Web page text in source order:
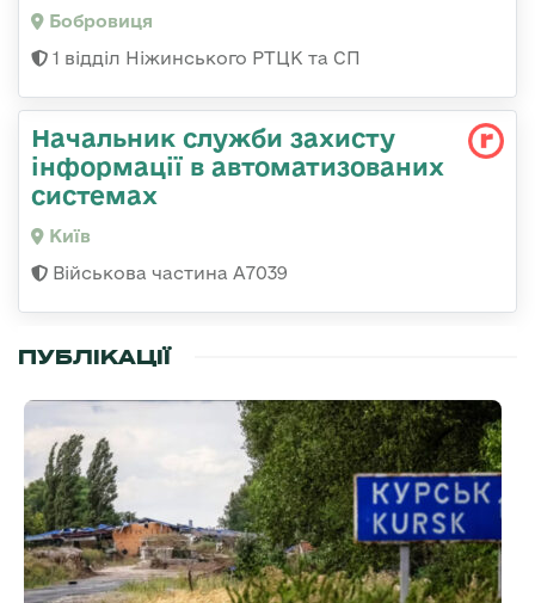
Бобровиця
1 відділ Ніжинського РТЦК та СП
Начальник служби захисту
інформації в автоматизованих
системах
Київ
Військова частина А7039
ПУБЛІКАЦІЇ